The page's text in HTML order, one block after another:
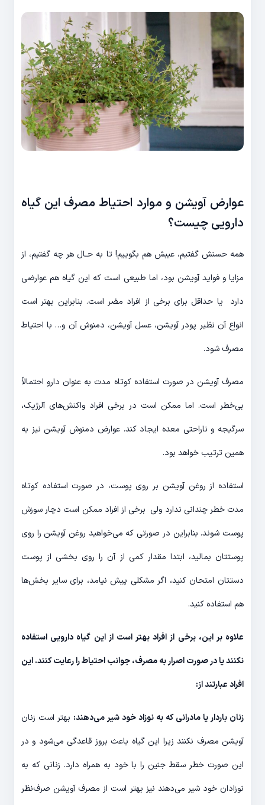
عوارض آویشن و موارد احتیاط مصرف این گیاه
دارویی چیست؟
همه حسنش گفتیم، عیبش هم بگوییم! تا به حـال هر چه گفتیم، از
مزایا و فواید آویشن بود، اما طبیعی است که این گیاه هم عوارضی
دارد یا حداقل برای برخی از افراد مضر است. بنابراین بهتر است
انواع آن نظیر پودر آویشن، عسل آویشن، دمنوش آن و… با احتیاط
مصرف شود.
مصرف آویشن در صورت استفاده کوتاه مدت به عنوان دارو احتمالاً
بی‌خطر است. اما ممکن است در برخی افراد واکنش‌های آلرژیک،
سرگیجه و ناراحتی معده ایجاد کند. عوارض دمنوش آویشن نیز به
همین ترتیب خواهد بود.
استفاده از روغن آویشن بر روی پوست، در صورت استفاده کوتاه
مدت خطر چندانی ندارد ولی برخی از افراد ممکن است دچار سوزش
پوست شوند. بنابراین در صورتی که می‌خواهید روغن آویشن را روی
پوستتان بمالید، ابتدا مقدار کمی از آن را روی بخشی از پوست
دستتان امتحان کنید، اگر مشکلی پیش نیامد، برای سایر بخش‌ها
هم استفاده کنید.
علاوه بر این، برخی از افراد بهتر است از این گیاه دارویی استفاده
نکنند یا در صورت اصرار به مصرف، جوانب احتیاط را رعایت کنند. این
افراد عبارتند از:
زنان باردار یا مادرانی که به نوزاد خود شیر می‌دهند: بهتر است زنان
آویشن مصرف نکنند زیرا این گیاه باعث بروز قاعدگی می‌شود و در
این صورت خطر سقط جنین را با خود به همراه دارد. زنانی که به
نوزادان خود شیر می‌دهند نیز بهتر است از مصرف آویشن صرف‌نظر